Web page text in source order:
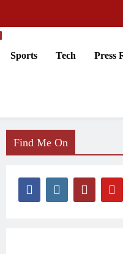
Sports Tech Press
Find Me On